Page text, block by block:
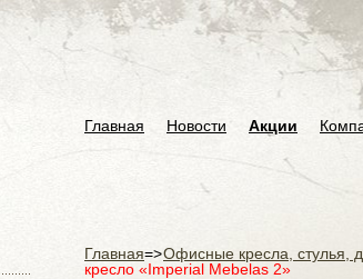
Главная Новости Акции
Главная=>Офисные кресла, стулья,
кресло «Imperial Mebelas 2»